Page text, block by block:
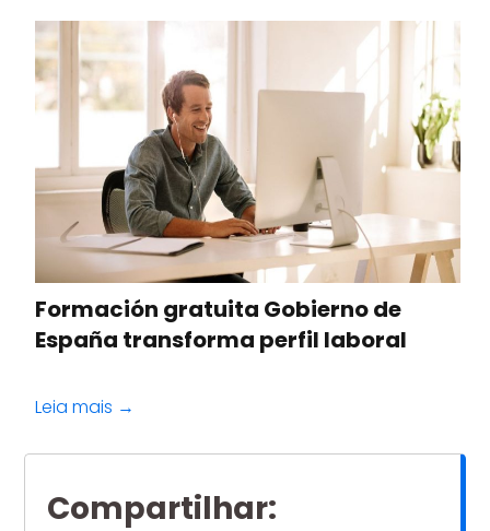
Formación gratuita Gobierno de
España transforma perfil laboral
Leia mais →
Compartilhar: